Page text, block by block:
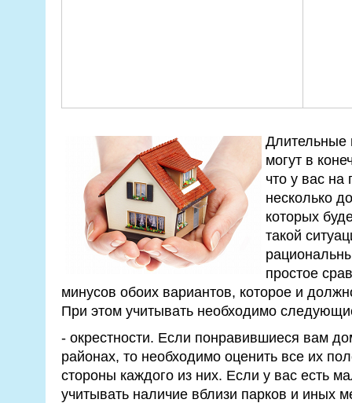
Длительные
могут в
что у вас на
несколько
которых
такой
простое
минусов обоих вариантов, которое и
При этом учитывать необходимо
- окрестности. Если понравившиеся вам
районах, то необходимо оценить все их
стороны каждого из них. Если у вас есть
учитывать наличие вблизи парков и иных